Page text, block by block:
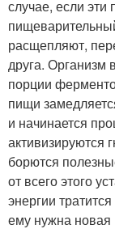
случае, если
расщепляют,
друга. Организм
порции
пищи
и начинается
активизируются
борются
от всего этого
энергии
ему нужна новая